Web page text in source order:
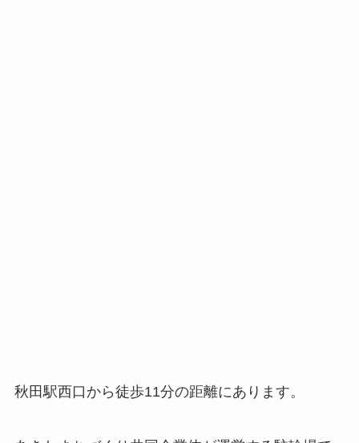
秋田駅西口から徒歩11分の距離にあります。